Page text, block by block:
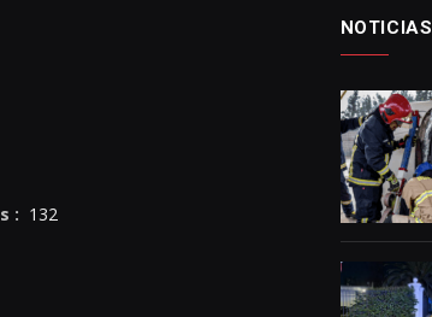
: 132
NOTICIAS